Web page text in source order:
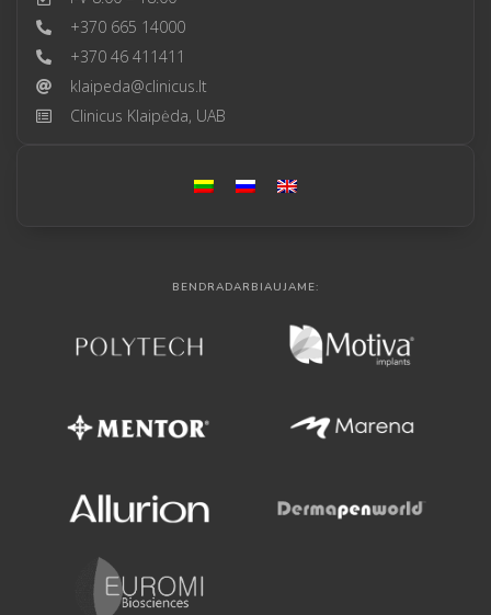
+370 665 14000
+370 46 411411
klaipeda@clinicus.lt
Clinicus Klaipėda, UAB
BENDRADARBIAUJAME: